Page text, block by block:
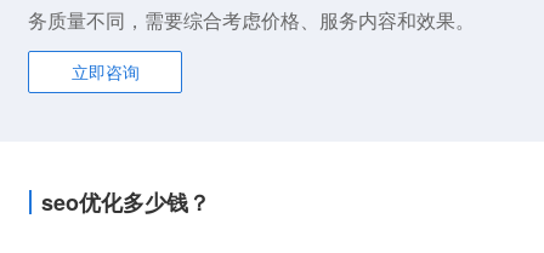
务质量不同，需要综合考虑价格、服务内容和效果。
立即咨询
seo优化多少钱？